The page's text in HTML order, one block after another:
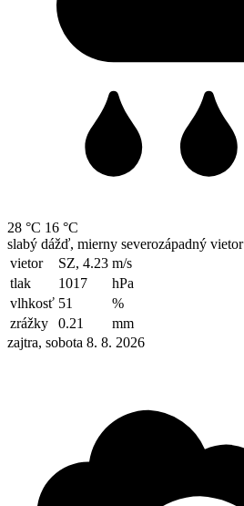
28 °C 16 °C
slabý dážď, mierny severozápadný vietor
vietor
SZ, 4.23 m/s
tlak
1017
hPa
vlhkosť 51
%
zrážky
0.21
mm
zajtra, sobota 8. 8. 2026